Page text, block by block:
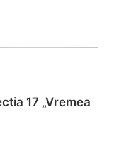
17 „Vremea